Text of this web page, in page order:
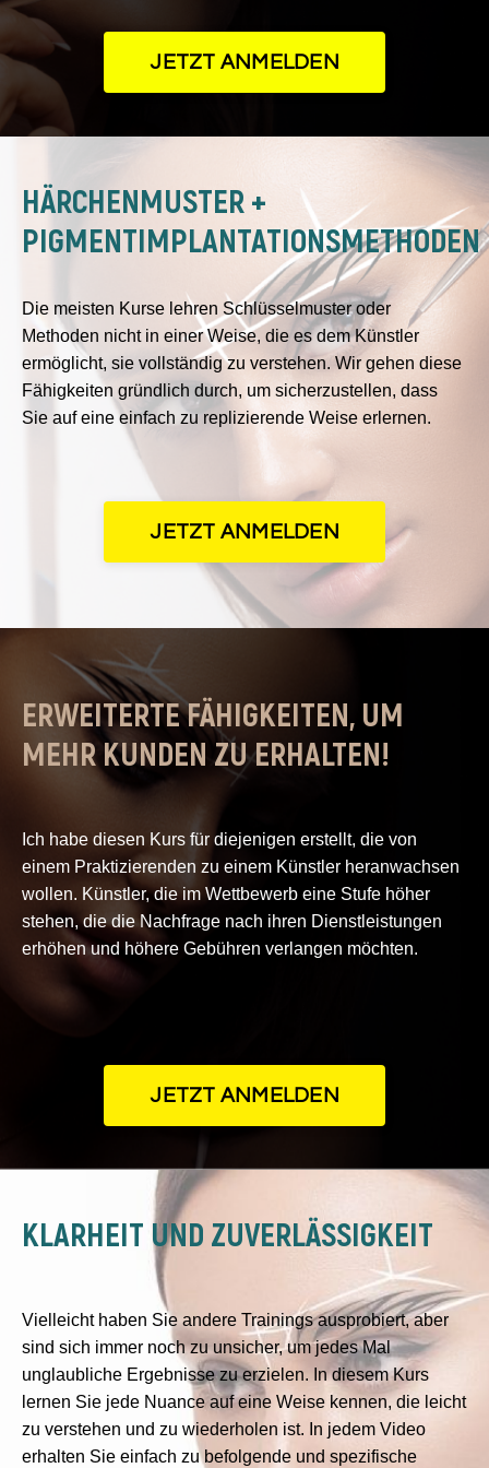
JETZT ANMELDEN
HÄRCHENMUSTER +
PIGMENTIMPLANTATIONSMETHODEN
Die meisten Kurse lehren Schlüsselmuster oder
Methoden nicht in einer Weise, die es dem Künstler
ermöglicht, sie vollständig zu verstehen. Wir gehen diese
Fähigkeiten gründlich durch, um sicherzustellen, dass
Sie auf eine einfach zu replizierende Weise erlernen.
JETZT ANMELDEN
ERWEITERTE FÄHIGKEITEN, UM
MEHR KUNDEN ZU ERHALTEN!
Ich habe diesen Kurs für diejenigen erstellt, die von
einem Praktizierenden zu einem Künstler heranwachsen
wollen. Künstler, die im Wettbewerb eine Stufe höher
stehen, die die Nachfrage nach ihren Dienstleistungen
erhöhen und höhere Gebühren verlangen möchten.
JETZT ANMELDEN
KLARHEIT UND ZUVERLÄSSIGKEIT
Vielleicht haben Sie andere Trainings ausprobiert, aber
sind sich immer noch zu unsicher, um jedes Mal
unglaubliche Ergebnisse zu erzielen. In diesem Kurs
lernen Sie jede Nuance auf eine Weise kennen, die leicht
zu verstehen und zu wiederholen ist. In jedem Video
erhalten Sie einfach zu befolgende und spezifische